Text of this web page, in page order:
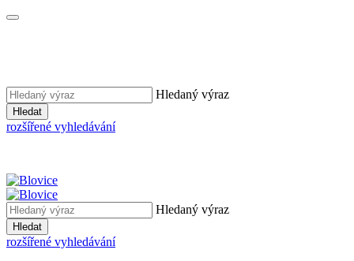
Hledaný výraz
Hledat
rozšířené vyhledávání
Hledaný výraz
Hledat
rozšířené vyhledávání